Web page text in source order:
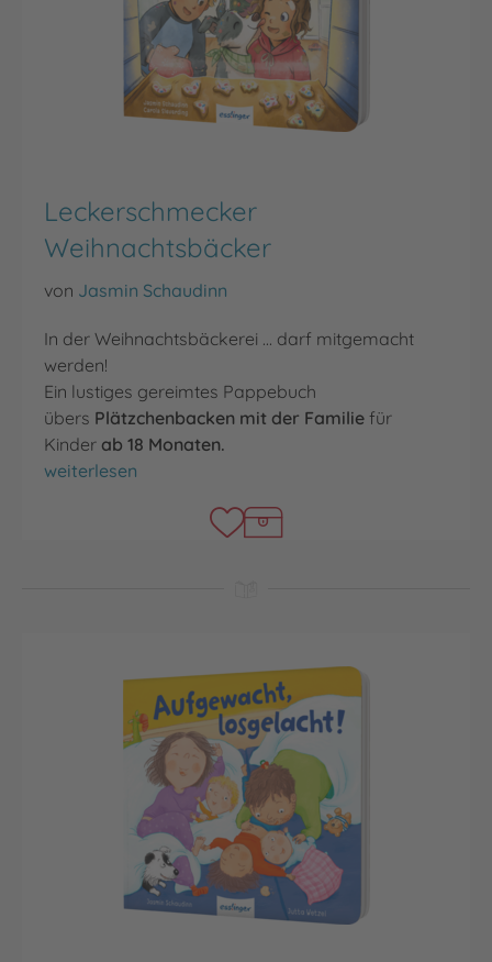
Leckerschmecker
Weihnachtsbäcker
von Jasmin Schaudinn
In der Weihnachtsbäckerei ... darf mitgemacht
werden!
Ein lustiges gereimtes Pappebuch
übers Plätzchenbacken mit der Familie für
Kinder ab 18 Monaten.
Leckerschmecker Weihnachtsbäcker
weiterlesen